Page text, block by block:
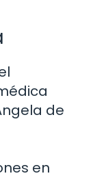
de
en